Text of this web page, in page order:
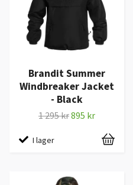
Brandit Summer
Windbreaker Jacket
- Black
1 295 kr895 kr
I lager